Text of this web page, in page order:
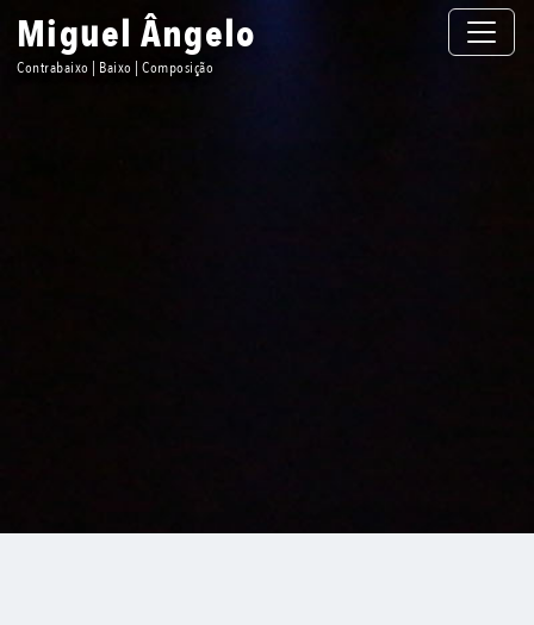
Toggle
Miguel Ângelo
Contrabaixo | Baixo | Composição